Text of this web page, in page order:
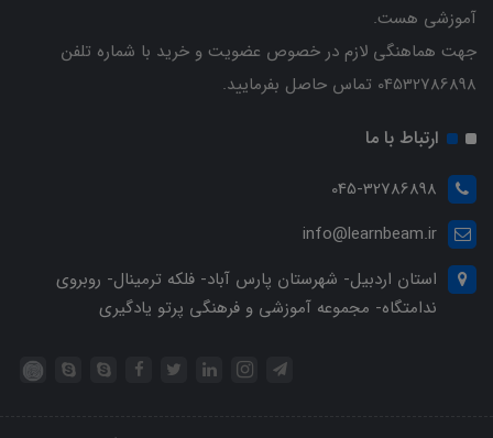
آموزشی هست.
جهت هماهنگی لازم در خصوص عضویت و خرید با شماره تلفن
04532786898 تماس حاصل بفرمایید.
ارتباط با ما
045-32786898
info@learnbeam.ir
استان اردبیل- شهرستان پارس آباد- فلکه ترمینال- روبروی
ندامتگاه- مجموعه آموزشی و فرهنگی پرتو یادگیری